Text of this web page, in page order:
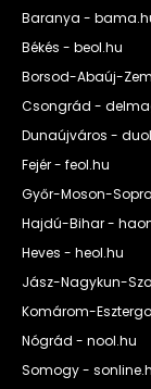
Baranya -
Békés - beol.hu
Borsod-Abaúj-
Csongrád -
Dunaújváros -
Fejér - feol.hu
Győr-Moson-
Hajdú-Bihar -
Heves - heol.hu
Jász-Nagykun-
Komárom-
Nógrád - nool.hu
Somogy -